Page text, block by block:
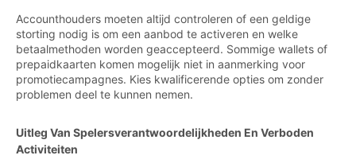
Accounthouders moeten altijd controleren of een geldige
storting nodig is om een aanbod te activeren en welke
betaalmethoden worden geaccepteerd. Sommige wallets of
prepaidkaarten komen mogelijk niet in aanmerking voor
promotiecampagnes. Kies kwalificerende opties om zonder
problemen deel te kunnen nemen.
Uitleg Van Spelersverantwoordelijkheden En Verboden
Activiteiten